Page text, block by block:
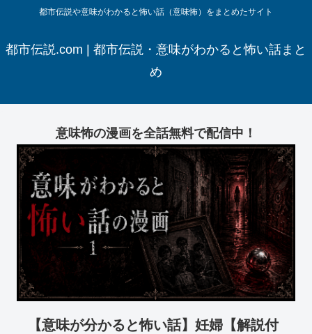
都市伝説や意味がわかると怖い話（意味怖）をまとめたサイト
都市伝説.com | 都市伝説・意味がわかると怖い話まと
め
意味怖の漫画を全話無料で配信中！
【意味が分かると怖い話】妊婦【解説付